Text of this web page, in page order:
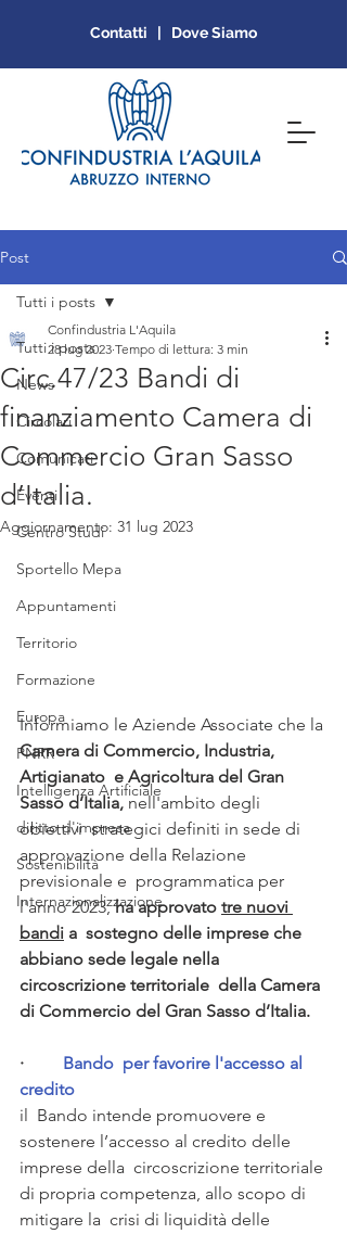
Contatti | Dove Siamo
Post
Tutti i posts
News
Circolari
Comunicati
Eventi
Centro Studi
Sportello Mepa
Appuntamenti
Territorio
Formazione
Europa
PNRR
Intelligenza Artificiale
diritto d'impresa
Sostenibilità
Internazionalizzazione
Tutti i posts
Circ.47/23 Bandi di
finanziamento Camera di
Commercio Gran Sasso
d’Italia.
Confindustria L'Aquila
28 lug 2023 Tempo di lettura: 3 min
Aggiornamento: 31 lug 2023
Informiamo le Aziende Associate che la
Camera di Commercio, Industria,
Artigianato  e Agricoltura del Gran
Sasso d’Italia, nell'ambito degli
obiettivi  strategici definiti in sede di
approvazione della Relazione
previsionale e  programmatica per
l'anno 2023, ha approvato tre nuovi
bandi a  sostegno delle imprese che
abbiano sede legale nella
circoscrizione territoriale  della Camera
di Commercio del Gran Sasso d’Italia.
· Bando  per favorire l'accesso al
credito
il  Bando intende promuovere e
sostenere l’accesso al credito delle
imprese della  circoscrizione territoriale
di propria competenza, allo scopo di
mitigare la  crisi di liquidità delle